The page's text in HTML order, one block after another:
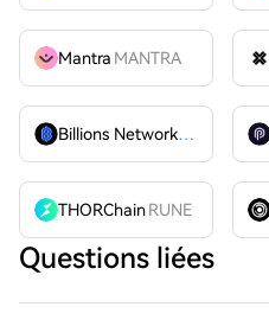
Mantra MANTRA
Billions Network
BILL
THORChainRUNE
Questions liées